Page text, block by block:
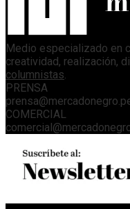
Medio especializado en
creatividad, realización,
columnistas.
PRENSA
COMERCIAL